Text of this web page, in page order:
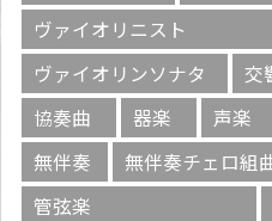
ヴァイオリニスト
ヴァイオリンソナタ
交
協奏曲
器楽 声楽
無伴奏
無伴奏チェロ組
管弦楽